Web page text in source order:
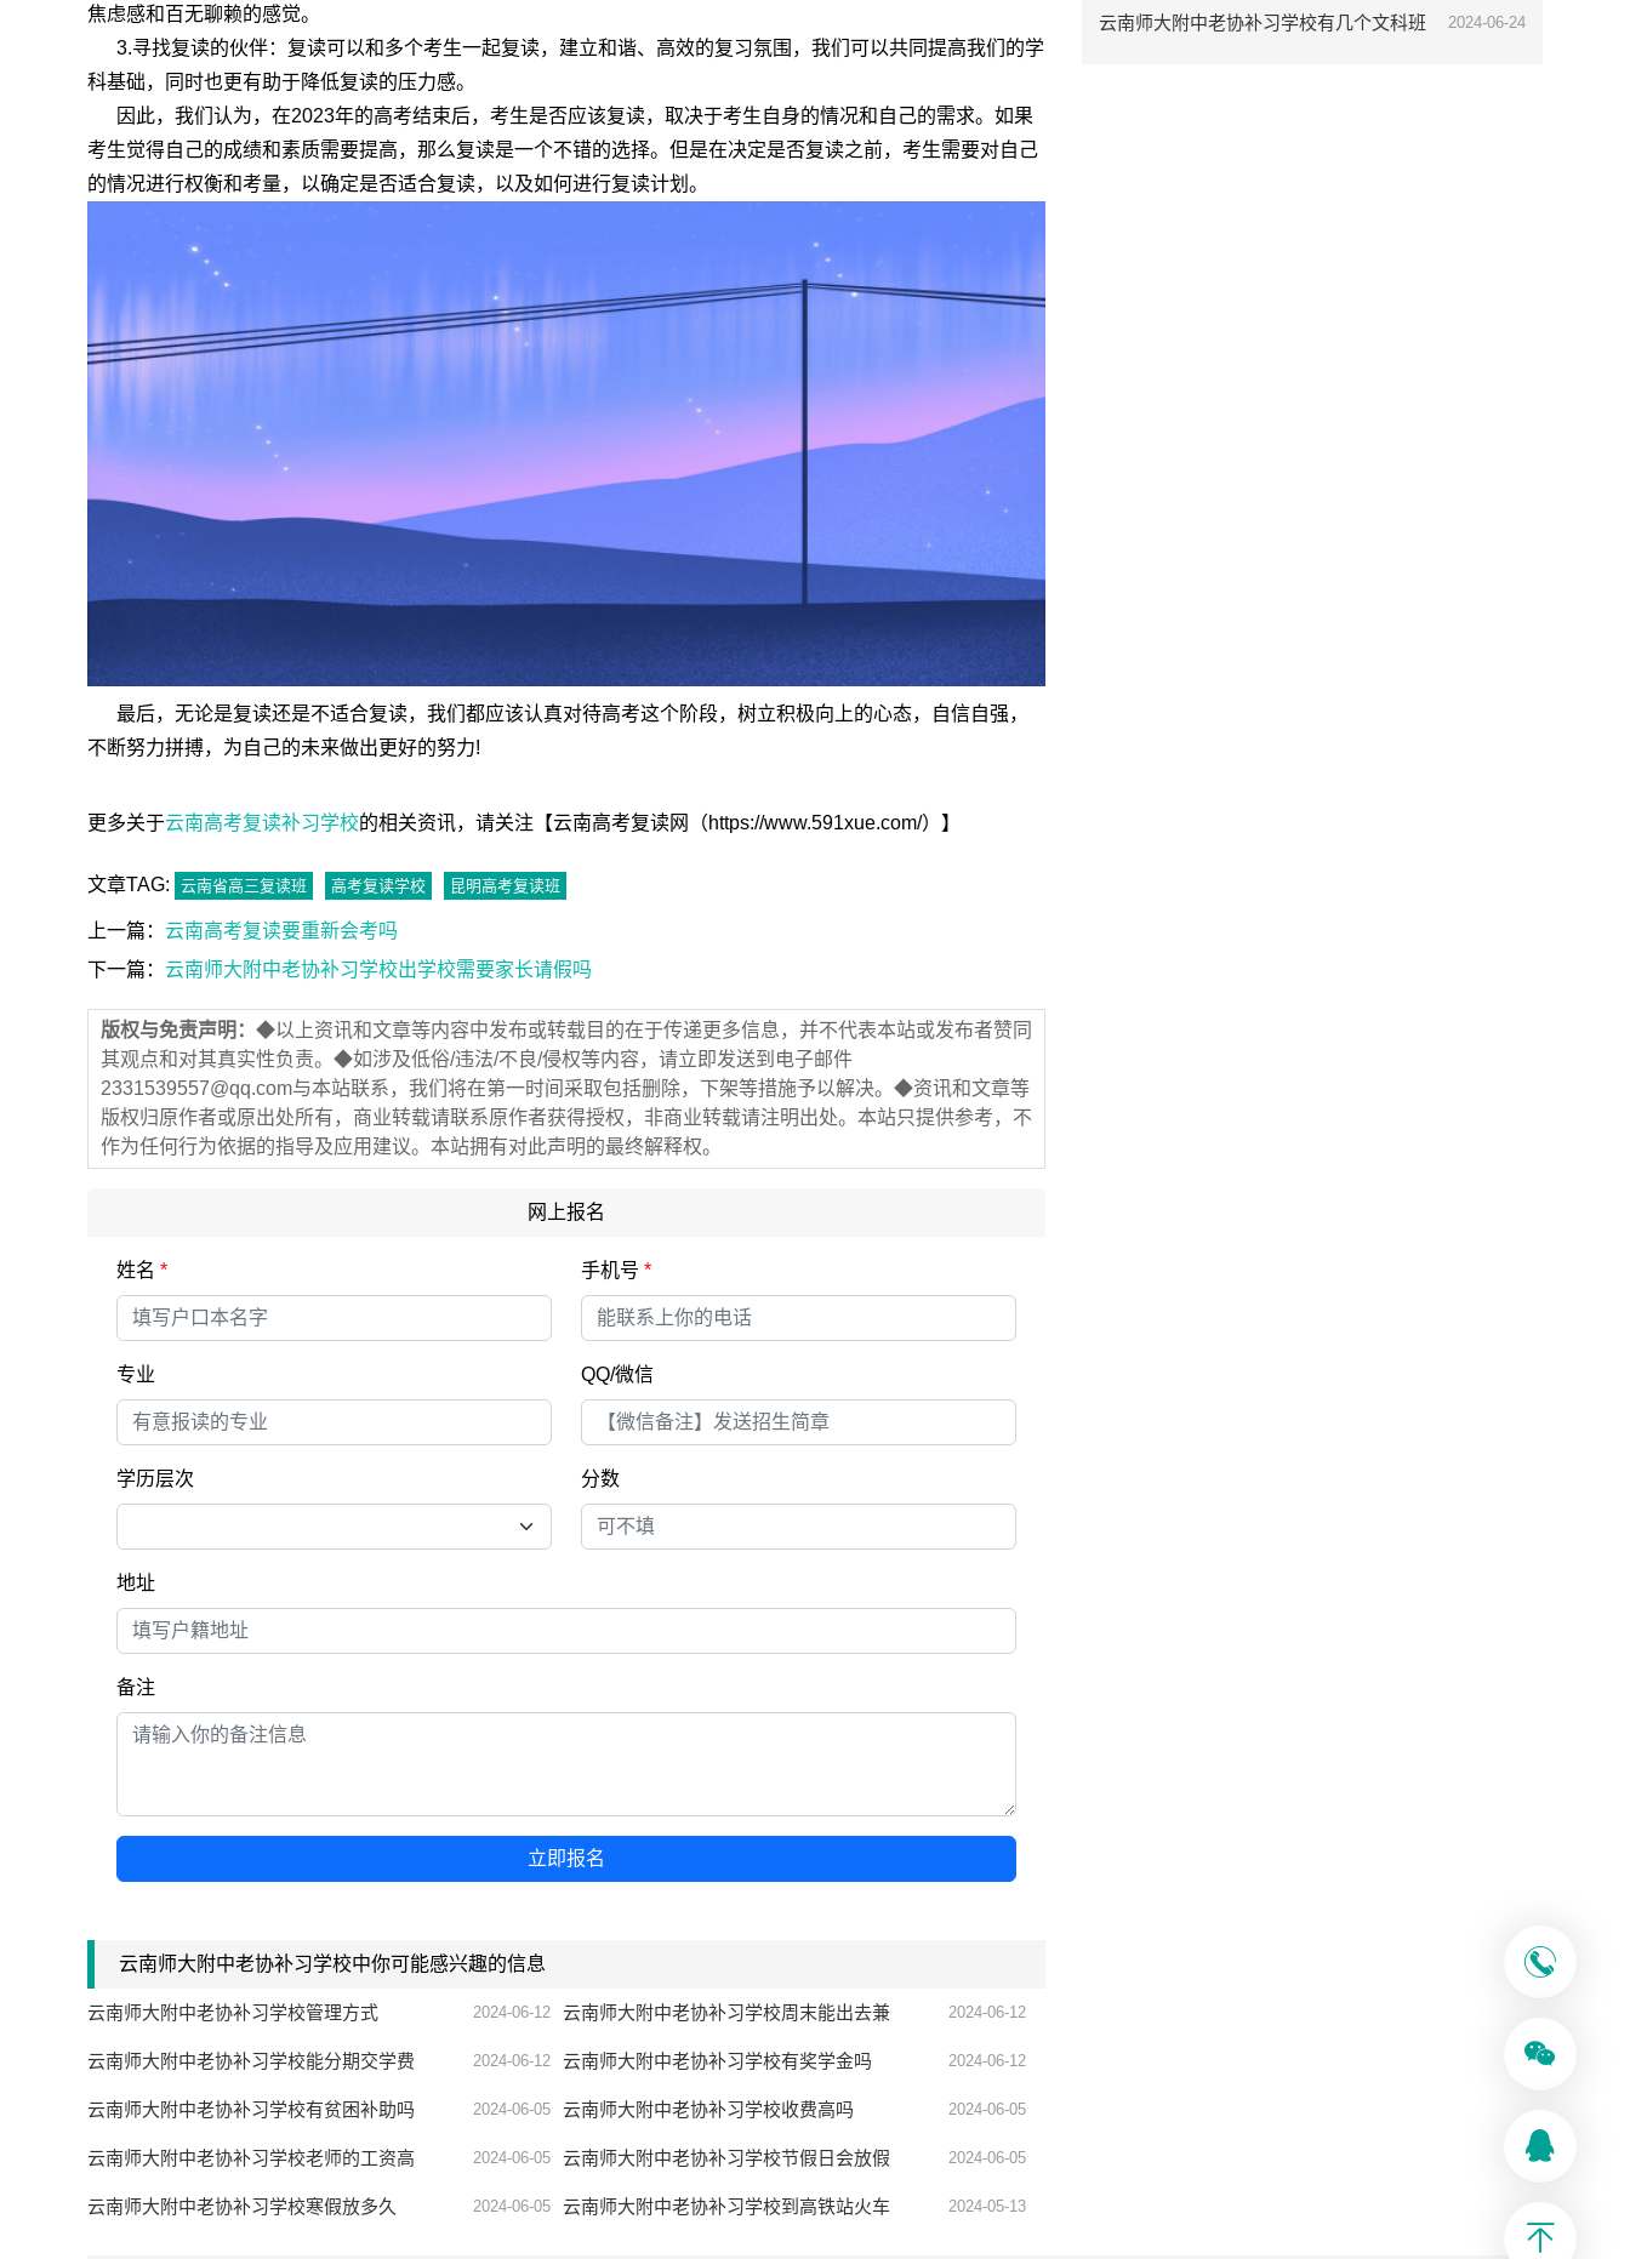
焦虑感和百无聊赖的感觉。
3.寻找复读的伙伴：复读可以和多个考生一起复读，建立和谐、高效的复习氛围，我们可以共同提高我们的学
科基础，同时也更有助于降低复读的压力感。
因此，我们认为，在2023年的高考结束后，考生是否应该复读，取决于考生自身的情况和自己的需求。如果
考生觉得自己的成绩和素质需要提高，那么复读是一个不错的选择。但是在决定是否复读之前，考生需要对自己
的情况进行权衡和考量，以确定是否适合复读，以及如何进行复读计划。
最后，无论是复读还是不适合复读，我们都应该认真对待高考这个阶段，树立积极向上的心态，自信自强，
不断努力拼搏，为自己的未来做出更好的努力!
更多关于云南高考复读补习学校的相关资讯，请关注【云南高考复读网（https://www.591xue.com/）】
文章TAG: 云南省高三复读班 高考复读学校 昆明高考复读班
上一篇： 云南高考复读要重新会考吗
下一篇： 云南师大附中老协补习学校出学校需要家长请假吗
版权与免责声明： ◆以上资讯和文章等内容中发布或转载目的在于传递更多信息，并不代表本站或发布者赞同
其观点和对其真实性负责。◆如涉及低俗/违法/不良/侵权等内容，请立即发送到电子邮件
2331539557@qq.com与本站联系，我们将在第一时间采取包括删除，下架等措施予以解决。◆资讯和文章等
版权归原作者或原出处所有，商业转载请联系原作者获得授权，非商业转载请注明出处。本站只提供参考，不
作为任何行为依据的指导及应用建议。本站拥有对此声明的最终解释权。
网上报名
姓名 * 手机号 *
专业 QQ/微信
学历层次 分数
地址
备注
立即报名
云南师大附中老协补习学校中你可能感兴趣的信息
云南师大附中老协补习学校管理方式 2024-06-12 云南师大附中老协补习学校周末能出去兼
职吗
2024-06-12
云南师大附中老协补习学校能分期交学费
吗
2024-06-12 云南师大附中老协补习学校有奖学金吗 2024-06-12
云南师大附中老协补习学校有贫困补助吗 2024-06-05 云南师大附中老协补习学校收费高吗 2024-06-05
云南师大附中老协补习学校老师的工资高
吗
2024-06-05 云南师大附中老协补习学校节假日会放假
吗
2024-06-05
云南师大附中老协补习学校寒假放多久 2024-06-05 云南师大附中老协补习学校到高铁站火车 2024-05-13
云南师大附中老协补习学校有几个文科班 2024-06-24